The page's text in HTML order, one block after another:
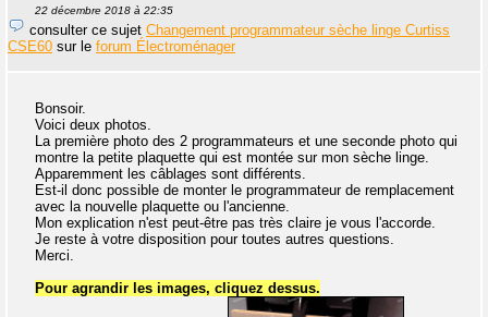
22 décembre 2018 à 22:35
consulter ce sujet Changement programmateur sèche linge Curtiss
CSE60 sur le forum Électroménager
Bonsoir.
Voici deux photos.
La première photo des 2 programmateurs et une seconde photo qui
montre la petite plaquette qui est montée sur mon sèche linge.
Apparemment les câblages sont différents.
Est-il donc possible de monter le programmateur de remplacement
avec la nouvelle plaquette ou l'ancienne.
Mon explication n'est peut-être pas très claire je vous l'accorde.
Je reste à votre disposition pour toutes autres questions.
Merci.
Pour agrandir les images, cliquez dessus.